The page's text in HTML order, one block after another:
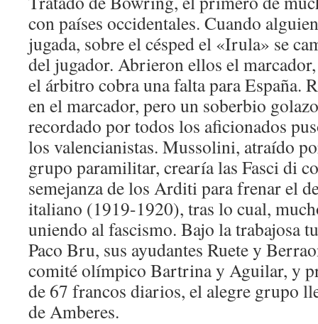
con países occidentales. Cuando
jugada, sobre el césped el «Irula» se
del jugador. Abrieron ellos el
el árbitro cobra una falta para España.
en el marcador, pero un soberbio
recordado por todos los aficionados
los valencianistas. Mussolini, atraído
grupo paramilitar, crearía las Fasci di
semejanza de los Arditi para frenar el
italiano (1919-1920), tras lo cual,
uniendo al fascismo. Bajo la trabajosa
Paco Bru, sus ayudantes Ruete y
comité olímpico Bartrina y Aguilar, y
de 67 francos diarios, el alegre grupo
de Amberes.